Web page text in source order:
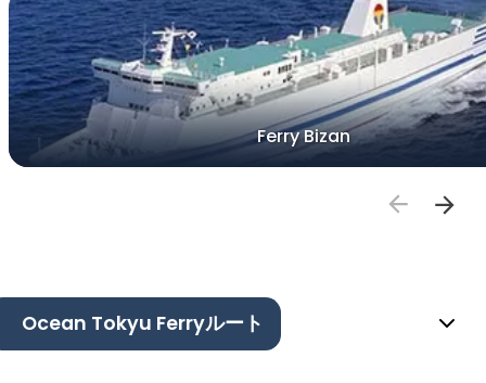
Ferry Bizan
Ocean Tokyu Ferryルート